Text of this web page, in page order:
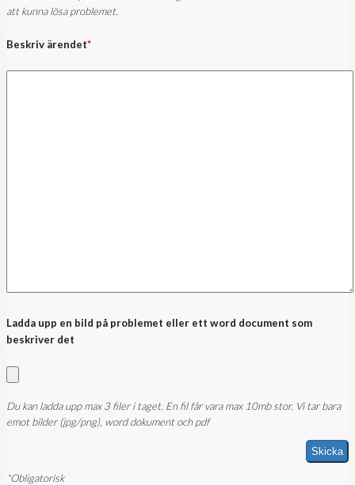
att kunna lösa problemet.
Beskriv ärendet*
Ladda upp en bild på problemet eller ett word document som
beskriver det
Du kan ladda upp max 3 filer i taget. En fil får vara max 10mb stor. Vi tar bara
emot bilder (jpg/png), word dokument och pdf
*Obligatorisk